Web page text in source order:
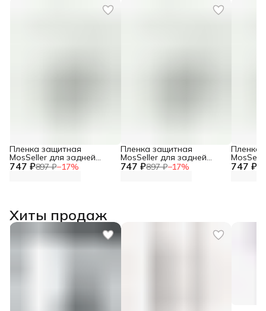
747 ₽897 ₽−17%
Пленка защитная
MosSeller для задней
панели для Infinix Zero 30 747 ₽897 ₽−17%
Пленка защитная
MosSeller для задней
панели для Infinix Note 40 747 ₽
Пленка
панели
Хиты продаж